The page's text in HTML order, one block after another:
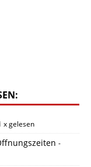
x gelesen
-